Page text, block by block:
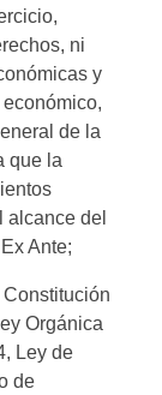
ni
y
de la
que la
alcance del
Ante;
Orgánica
Ley de
de